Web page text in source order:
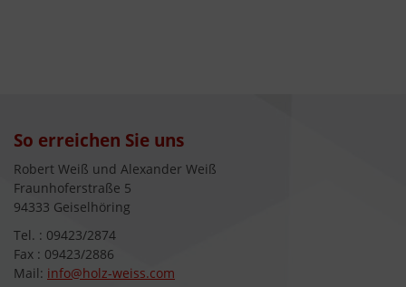
So erreichen Sie uns
Robert Weiß und Alexander Weiß
Fraunhoferstraße 5
94333 Geiselhöring
Tel. : 09423/2874
Fax : 09423/2886
Mail: info@holz-weiss.com